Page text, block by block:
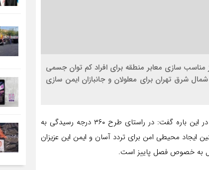
کلان : معاون حمل و نقل و ترافیک شهرداری منطقه ۴ از مناسب سازی معابر منطقه برای افراد کم توان جسمی
شرق تهران برای معلولان و جانبازان ایمن سازی
️به گزارش روابط عمومی شهرداری منطقه ۴ ، علی محمد کریم پور در این باره گفت: در راستای طرح ۳۶۰ درجه رسیدگی به
ایجاد محیطی امن برای تردد آسان و ایمن این عزیزان
به خصوص فصل پاییز است.